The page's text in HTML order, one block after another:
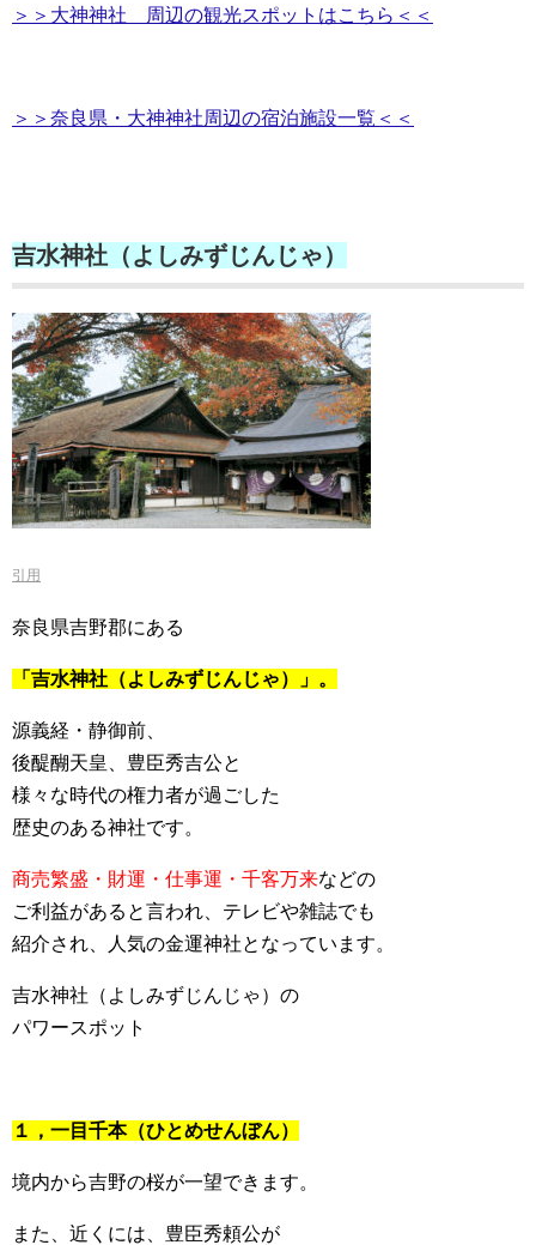
＞＞大神神社 周辺の観光スポットはこちら＜＜
＞＞奈良県・大神神社周辺の宿泊施設一覧＜＜
吉水神社（よしみずじんじゃ）
引用
奈良県吉野郡にある
「吉水神社（よしみずじんじゃ）」。
源義経・静御前、
後醍醐天皇、豊臣秀吉公と
様々な時代の権力者が過ごした
歴史のある神社です。
商売繁盛・財運・仕事運・千客万来などの
ご利益があると言われ、テレビや雑誌でも
紹介され、人気の金運神社となっています。
吉水神社（よしみずじんじゃ）の
パワースポット
１，一目千本（ひとめせんぼん）
境内から吉野の桜が一望できます。
また、近くには、豊臣秀頼公が